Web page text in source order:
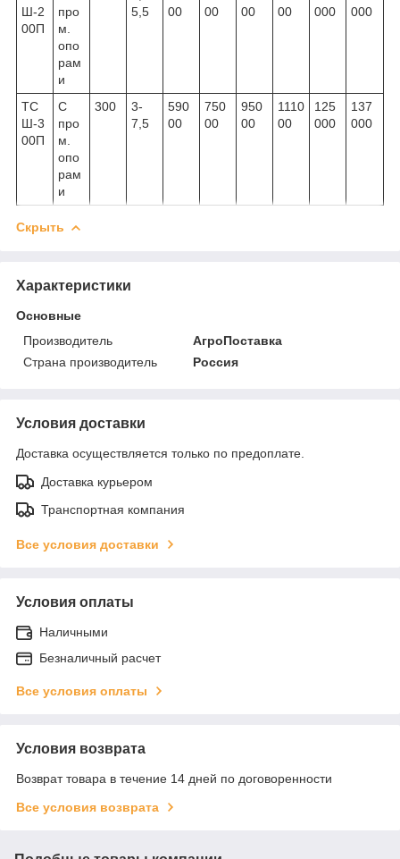
Ш-2
00П
про
м.
опо
рам
и
5,5
00
00
00
00
000
000
ТС
Ш-3
00П
С
про
м.
опо
рам
и
300
3-
7,5
590
00
750
00
950
00
1110
00
125
000
137
000
Скрыть
Характеристики
Основные
Производитель
АгроПоставка
Страна производитель
Россия
Условия доставки
Доставка осуществляется только по предоплате.
Доставка курьером
Транспортная компания
Все условия доставки
Условия оплаты
Наличными
Безналичный расчет
Все условия оплаты
Условия возврата
Возврат товара в течение 14 дней по договоренности
Все условия возврата